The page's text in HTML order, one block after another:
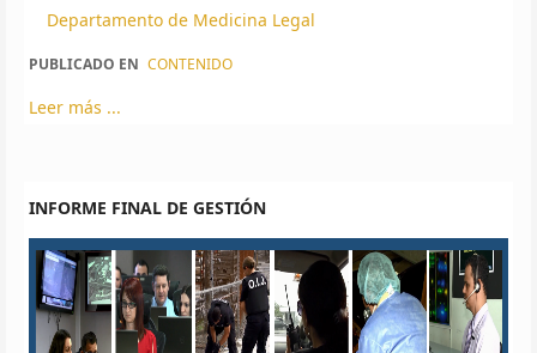
Departamento de Medicina Legal
PUBLICADO EN CONTENIDO
Leer más ...
INFORME FINAL DE GESTIÓN